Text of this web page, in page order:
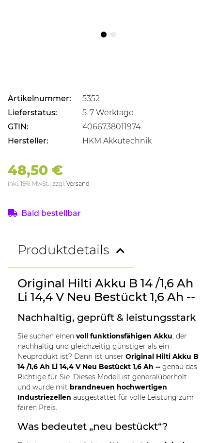
Artikelnummer:
5352
Lieferstatus:
5-7 Werktage
GTIN:
4066738011974
Hersteller:
HKM Akkutechnik
48,50 €
inkl. 19% MwSt. , zzgl. Versand
Bald bestellbar
Produktdetails
Original Hilti Akku B 14 /1,6 Ah
Li 14,4 V Neu Bestückt 1,6 Ah --
Nachhaltig, geprüft & leistungsstark
Sie suchen einen voll funktionsfähigen Akku , der
nachhaltig und gleichzeitig günstiger als ein
Neuprodukt ist? Dann ist unser Original Hilti Akku B
14 /1,6 Ah Li 14,4 V Neu Bestückt 1,6 Ah -- genau das
Richtige für Sie. Dieses Modell ist generalüberholt
und wurde mit brandneuen hochwertigen
Industriezellen ausgestattet für volle Leistung zum
fairen Preis.
Was bedeutet „neu bestückt“?